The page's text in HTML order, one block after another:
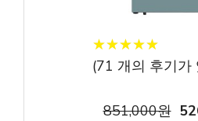
★★★★★
★★★★★
(71 개의 후기가
851,000원